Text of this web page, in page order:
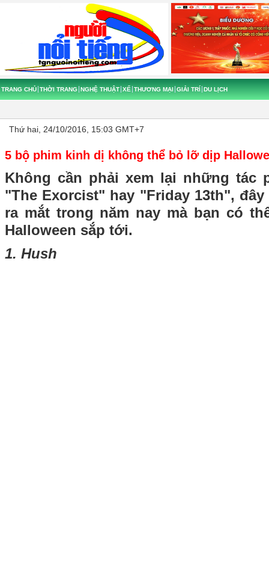
TRANG CHỦ THỜI TRANG NGHỆ THUẬT XẾ THƯƠNG MẠI GIẢI TRÍ DU LỊCH
Thứ hai, 24/10/2016, 15:03 GMT+7
5 bộ phim kinh dị không thể bỏ lỡ dịp
Không cần phải xem lại những tác
"The Exorcist" hay "Friday 13th",
ra mắt trong năm nay mà bạn có
Halloween sắp tới.
1. Hush